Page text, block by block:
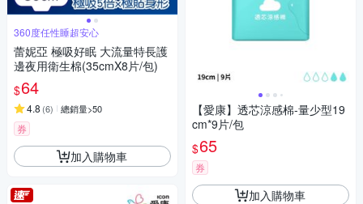
360度任性睡超安心
蕾妮亞 極吸好眠 大流量特長護
邊夜用衛生棉(35cmX8片/包)
$64
4.8 (6) 總銷量>50
券
加入購物車
【愛康】透芯涼感棉-量少型19
cm*9片/包
$65
券
加入購物車